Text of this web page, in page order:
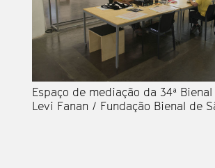
Espaço de mediação da 34ª
Levi Fanan / Fundação Bienal de